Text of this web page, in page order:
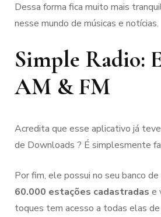
Dessa forma fica muito mais
nesse mundo de músicas e notícias.
Simple Radio:
AM & FM
Acredita que esse aplicativo já
de Downloads ? É simplesmente
Por fim, ele possui no seu banco
60.000 estações cadastradas e
toques tem acesso a todas elas